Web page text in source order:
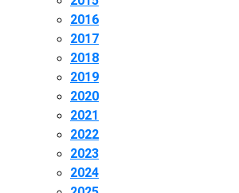
2016
2017
2018
2019
2020
2021
2022
2023
2024